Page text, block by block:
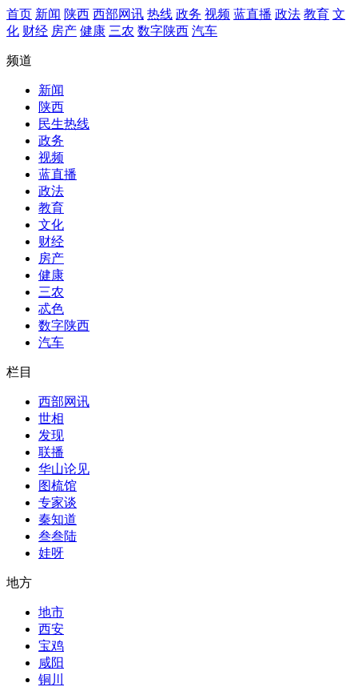
首页 新闻 陕西 西部网讯 热线 政务 视频 蓝直播 政法 教育 文
化 财经 房产 健康 三农 数字陕西 汽车
频道
新闻
陕西
民生热线
政务
视频
蓝直播
政法
教育
文化
财经
房产
健康
三农
忒色
数字陕西
汽车
栏目
西部网讯
世相
发现
联播
华山论见
图梳馆
专家谈
秦知道
叁叁陆
娃呀
地方
地市
西安
宝鸡
咸阳
铜川